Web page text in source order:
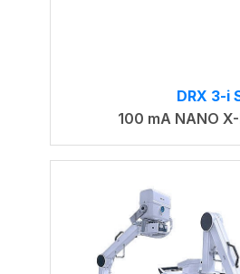
DRX 3-i
100 mA NANO